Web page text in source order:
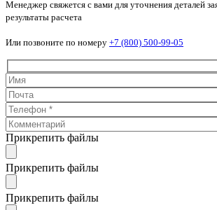
Менеджер свяжется с вами для уточнения деталей
результаты расчета
Или позвоните по номеру +7 (800) 500-99-05
Прикрепить файлы
Прикрепить файлы
Прикрепить файлы